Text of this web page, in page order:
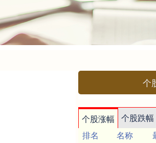
个
个股涨幅 个股跌幅
排名
名称